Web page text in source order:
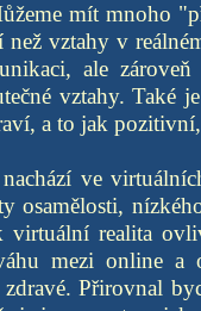
mít mnoho
než vztahy v
ale
vztahy. Také
a to jak
ve
osamělosti,
virtuální realita
mezi online a
zdravé. Přirovnal